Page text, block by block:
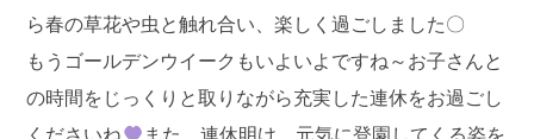
ら春の草花や虫と触れ合い、楽しく過ごしました〇
もうゴールデンウイークもいよいよですね～お子さんと
の時間をじっくりと取りながら充実した連休をお過ごし
くださいね
また、連休明け、元気に登園してくる姿を